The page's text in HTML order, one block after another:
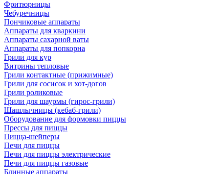
Фритюрницы
Чебуречницы
Пончиковые аппараты
Аппараты для кваркини
Аппараты сахарной ваты
Аппараты для попкорна
Грили для кур
Витрины тепловые
Грили контактные (прижимные)
Грили для сосисок и хот-догов
Грили роликовые
Грили для шаурмы (гирос-грили)
Шашлычницы (кебаб-грили)
Оборудование для формовки пиццы
Прессы для пиццы
Пицца-шейперы
Печи для пиццы
Печи для пиццы электрические
Печи для пиццы газовые
Блинные аппараты